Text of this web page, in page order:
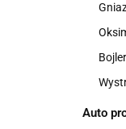
Auto